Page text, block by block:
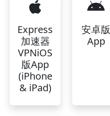
Express
加速器
VPNiOS
版App
(iPhone
& iPad)
安卓版
App